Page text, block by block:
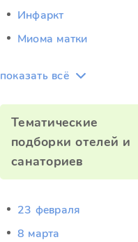
Инфаркт
Миома матки
показать всё
Тематические
подборки отелей и
санаториев
23 февраля
8 марта